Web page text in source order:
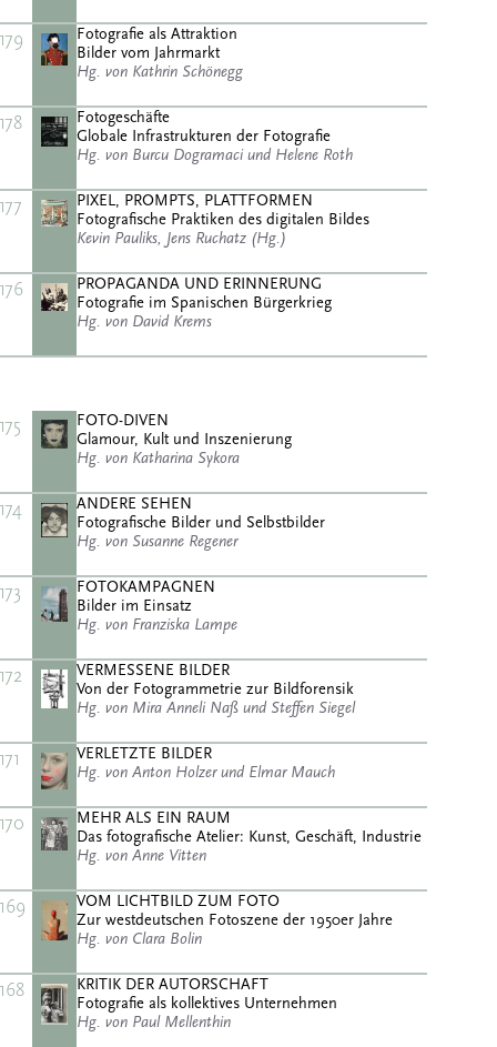
179
Fotografie als Attraktion
Bilder vom Jahrmarkt
Hg. von Kathrin Schönegg
178
Fotogeschäfte
Globale Infrastrukturen der Fotografie
Hg. von Burcu Dogramaci und Helene Roth
177
PIXEL, PROMPTS, PLATTFORMEN
Fotografische Praktiken des digitalen Bildes
Kevin Pauliks, Jens Ruchatz (Hg.)
176
PROPAGANDA UND ERINNERUNG
Fotografie im Spanischen Bürgerkrieg
Hg. von David Krems
175
FOTO-DIVEN
Glamour, Kult und Inszenierung
Hg. von Katharina Sykora
174
ANDERE SEHEN
Fotografische Bilder und Selbstbilder
Hg. von Susanne Regener
173
FOTOKAMPAGNEN
Bilder im Einsatz
Hg. von Franziska Lampe
172
VERMESSENE BILDER
Von der Fotogrammetrie zur Bildforensik
Hg. von Mira Anneli Naß und Steffen Siegel
171
VERLETZTE BILDER
Hg. von Anton Holzer und Elmar Mauch
170
MEHR ALS EIN RAUM
Das fotografische Atelier: Kunst, Geschäft, Industrie
Hg. von Anne Vitten
169
VOM LICHTBILD ZUM FOTO
Zur westdeutschen Fotoszene der 1950er Jahre
Hg. von Clara Bolin
168
KRITIK DER AUTORSCHAFT
Fotografie als kollektives Unternehmen
Hg. von Paul Mellenthin